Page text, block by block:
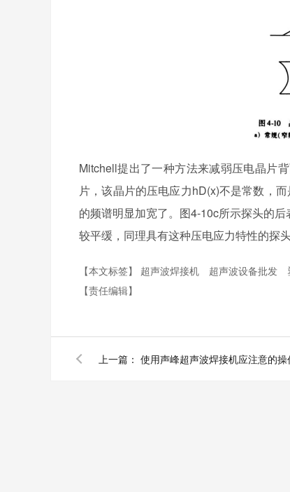
Mitchell提出了一种方法来减弱压电晶片
片，该晶片的压电应力hD(x)不是常数，
的频谱明显加宽了。图4-10c所示探头的
较平缓，同理具有这种压电应力特性的探
【本文标签】 超声波焊接机 超声波设备批发
【责任编辑】
上一篇： 使用声峰超声波焊接机应注意的操